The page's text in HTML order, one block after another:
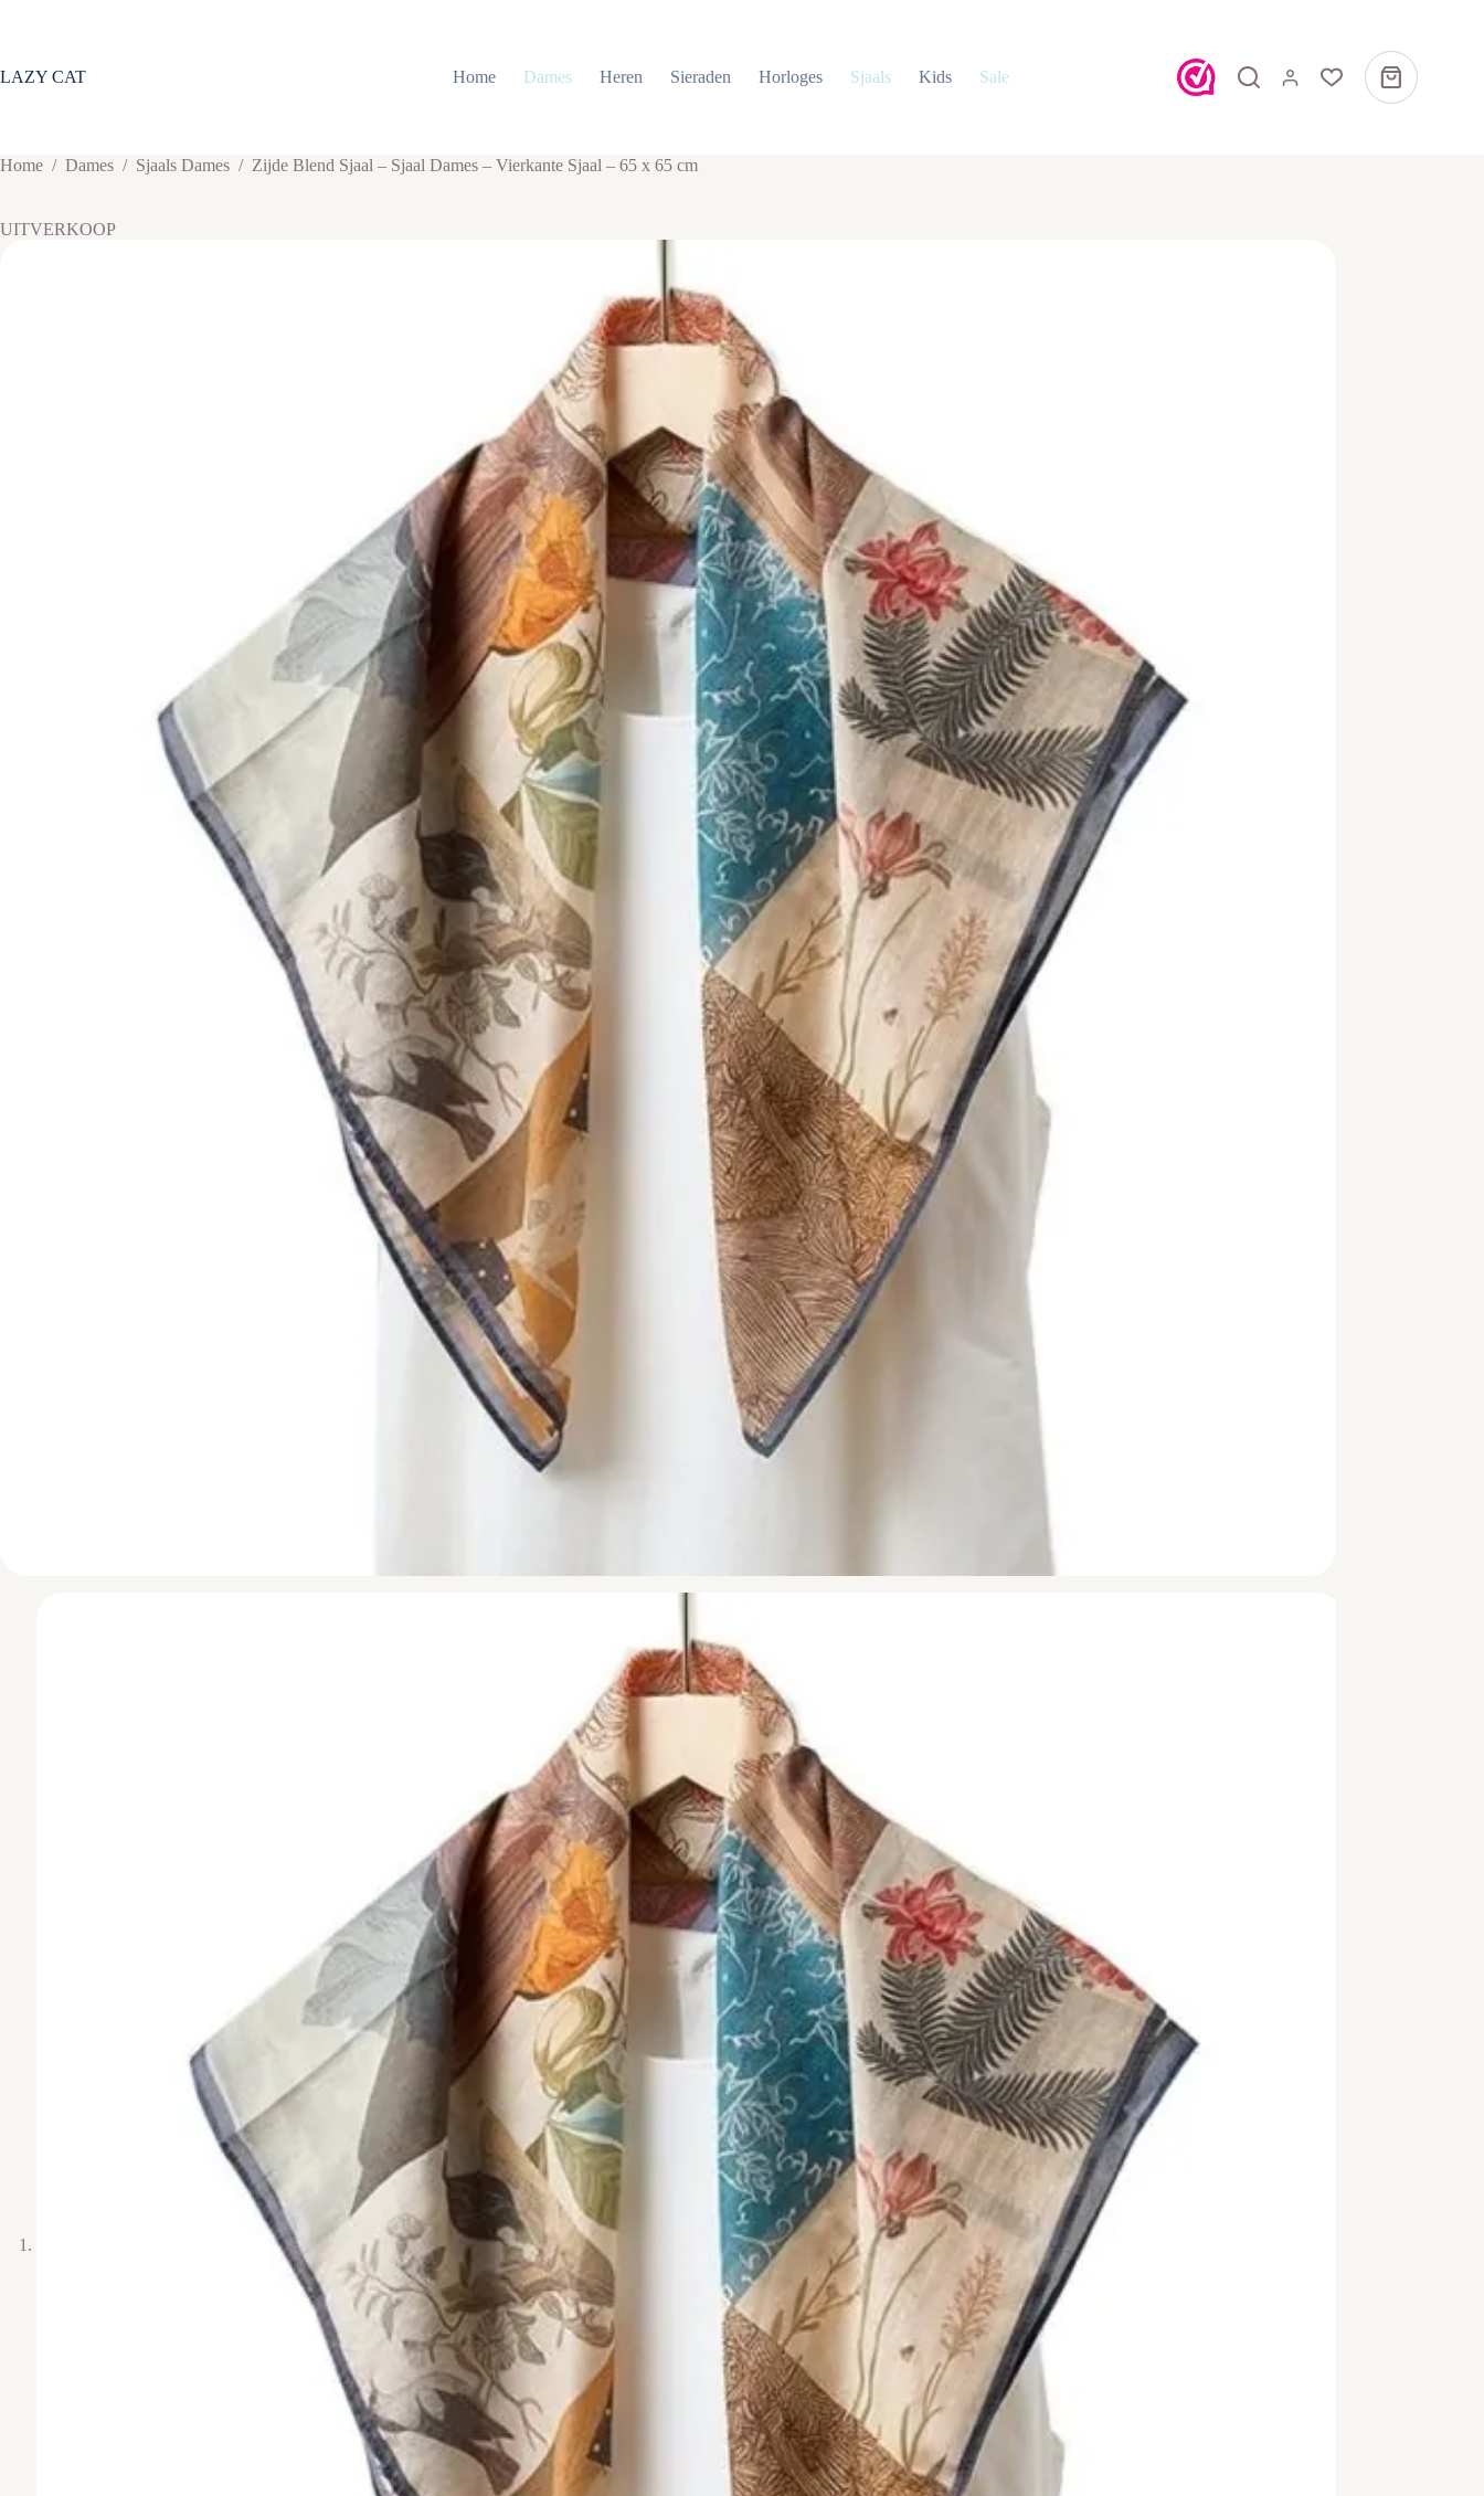
inhoud
LAZY CAT Home Dames Heren Sieraden Horloges Sjaals Kids Sale Winkelwagen
Home / Dames / Sjaals Dames / Zijde Blend Sjaal – Sjaal Dames – Vierkante Sjaal – 65 x 65 cm
UITVERKOOP